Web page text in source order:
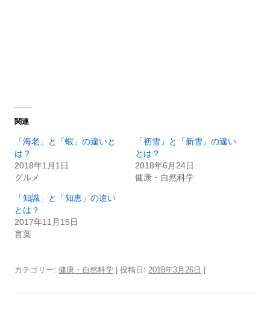
関連
「海老」と「蝦」の違いと
は？
2018年1月1日
グルメ
「初雪」と「新雪」の違い
とは？
2018年6月24日
健康・自然科学
「知識」と「知恵」の違い
とは？
2017年11月15日
言葉
カテゴリー: 健康・自然科学 | 投稿日: 2018年3月26日